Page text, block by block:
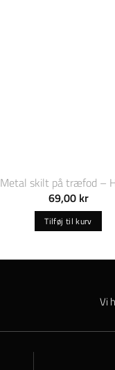
Metal skilt på træfod –
69,00 kr
Tilføj til kurv
Vi